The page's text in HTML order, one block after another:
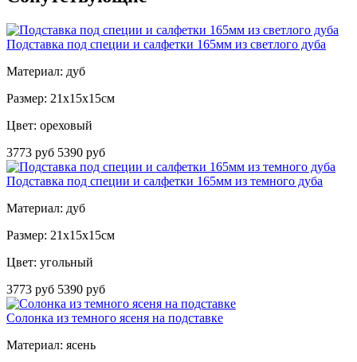
Подставка под специи и салфетки 165мм из светлого дуба
Материал: дуб
Размер: 21х15х15см
Цвет: ореховый
3773 руб 5390 руб
Подставка под специи и салфетки 165мм из темного дуба
Материал: дуб
Размер: 21х15х15см
Цвет: угольный
3773 руб 5390 руб
Солонка из темного ясеня на подставке
Материал: ясень